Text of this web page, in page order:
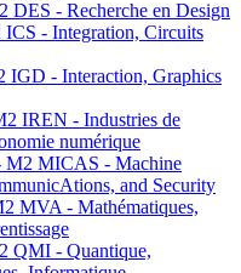
DES - Recherche en Design
- Integration, Circuits
IGD - Interaction, Graphics
IREN - Industries de
numérique
MICAS - Machine
and Security
MVA - Mathématiques,
QMI - Quantique,